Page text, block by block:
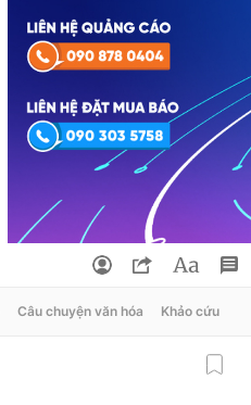
Câu chuyện văn hóa Khảo cứu